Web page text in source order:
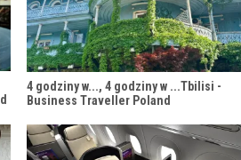
4 godziny w..., 4 godziny w ...Tbilisi -
Business Traveller Poland